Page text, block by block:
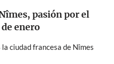
pasión por el
enero
ciudad francesa de Nîmes